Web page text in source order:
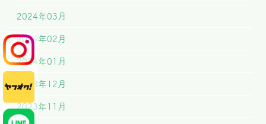
2024年03月
2024年02月
2024年01月
2023年12月
2023年11月